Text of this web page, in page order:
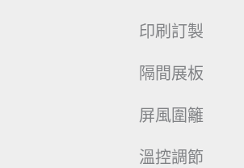
印刷訂製
隔間展板
屏風圍籬
溫控調節